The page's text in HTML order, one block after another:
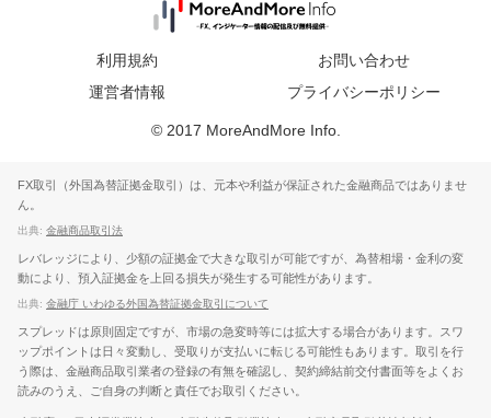
利用規約
お問い合わせ
運営者情報
プライバシーポリシー
© 2017 MoreAndMore Info.
FX取引（外国為替証拠金取引）は、元本や利益が保証された金融商品ではありませ
ん。
出典: 金融商品取引法
レバレッジにより、少額の証拠金で大きな取引が可能ですが、為替相場・金利の変
動により、預入証拠金を上回る損失が発生する可能性があります。
出典: 金融庁 いわゆる外国為替証拠金取引について
スプレッドは原則固定ですが、市場の急変時等には拡大する場合があります。スワ
ップポイントは日々変動し、受取りが支払いに転じる可能性もあります。取引を行
う際は、金融商品取引業者の登録の有無を確認し、契約締結前交付書面等をよくお
読みのうえ、ご自身の判断と責任でお取引ください。